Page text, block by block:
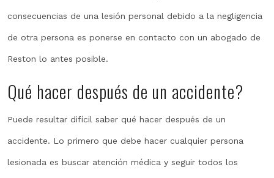
consecuencias de una lesión personal debido a la negligencia
de otra persona es ponerse en contacto con un abogado de
Reston lo antes posible.
Qué hacer después de un accidente?
Puede resultar difícil saber qué hacer después de un
accidente. Lo primero que debe hacer cualquier persona
lesionada es buscar atención médica y seguir todos los